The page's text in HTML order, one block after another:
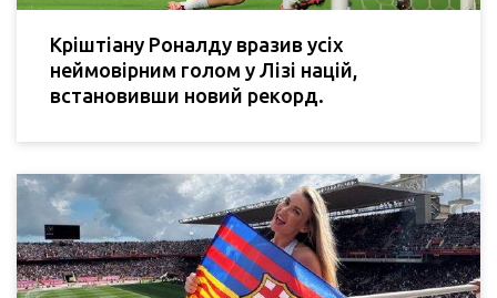
Кріштіану Роналду вразив усіх
неймовірним голом у Лізі націй,
встановивши новий рекорд.